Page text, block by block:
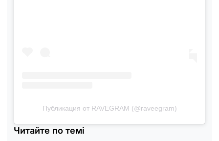
Публикация от RAVEGRAM (@raveegram)
Читайте по темі